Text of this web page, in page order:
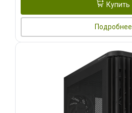
Купить
Подробнее